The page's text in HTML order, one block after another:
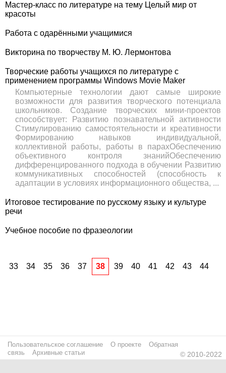
Мастер-класс по литературе на тему Целый мир от
красоты
Работа с одарёнными учащимися
Викторина по творчеству М. Ю. Лермонтова
Творческие работы учащихся по литературе с
применением программы Windows Movie Maker
Компьютерные технологии дают самые широкие
возможности для развития творческого потенциала
школьников. Создание творческих мини-проектов
способствует: Развитию познавательной активности
Стимулированию самостоятельности и креативности
Формированию навыков индивидуальной,
коллективной работы, работы в парахОбеспечению
объективного контроля знанийОбеспечению
дифференцированного подхода в обучении Развитию
коммуникативных способностей (способность к
адаптации в условиях информационного общества, ...
Итоговое тестирование по русскому языку и культуре
речи
Учебное пособие по фразеологии
33 34 35 36 37 38 39 40 41 42 43 44
Пользовательское соглашение О проекте
Обратная
связь
Архивные статьи © 2010-2022